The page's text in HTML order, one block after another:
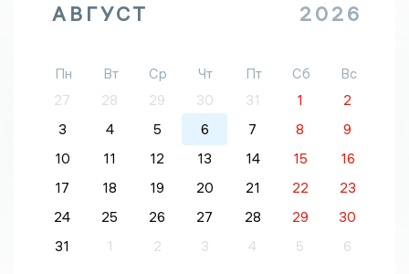
АВГУСТ 2026
Пн Вт Ср Чт Пт Сб
Вс
27
28 29 30 31 1
2
3
4 5 6 7 8
9
10
11 12 13 14 15
16
17
18 19 20 21 22
23
24
25 26 27 28 29
30
31
1 2 3 4 5 6